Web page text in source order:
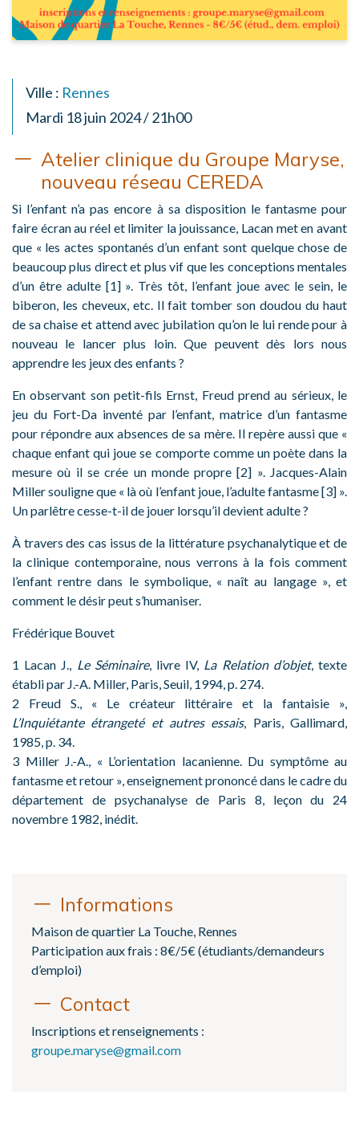
Ville : Rennes
Mardi 18 juin 2024 / 21h00
Atelier clinique du Groupe Maryse,
nouveau réseau CEREDA
Si l’enfant n’a pas encore à sa disposition le fantasme pour
faire écran au réel et limiter la jouissance, Lacan met en avant
que « les actes spontanés d’un enfant sont quelque chose de
beaucoup plus direct et plus vif que les conceptions mentales
d’un être adulte [1] ». Très tôt, l’enfant joue avec le sein, le
biberon, les cheveux, etc. Il fait tomber son doudou du haut
de sa chaise et attend avec jubilation qu’on le lui rende pour à
nouveau le lancer plus loin. Que peuvent dès lors nous
apprendre les jeux des enfants ?
En observant son petit-fils Ernst, Freud prend au sérieux, le
jeu du Fort-Da inventé par l’enfant, matrice d’un fantasme
pour répondre aux absences de sa mère. Il repère aussi que «
chaque enfant qui joue se comporte comme un poète dans la
mesure où il se crée un monde propre [2] ». Jacques-Alain
Miller souligne que « là où l’enfant joue, l’adulte fantasme [3] ».
Un parlêtre cesse-t-il de jouer lorsqu’il devient adulte ?
À travers des cas issus de la littérature psychanalytique et de
la clinique contemporaine, nous verrons à la fois comment
l’enfant rentre dans le symbolique, « naît au langage », et
comment le désir peut s’humaniser.
Frédérique Bouvet
1 Lacan J., Le Séminaire, livre IV, La Relation d’objet, texte
établi par J.-A. Miller, Paris, Seuil, 1994, p. 274.
2 Freud S., « Le créateur littéraire et la fantaisie »,
L’Inquiétante étrangeté et autres essais, Paris, Gallimard,
1985, p. 34.
3 Miller J.-A., « L’orientation lacanienne. Du symptôme au
fantasme et retour », enseignement prononcé dans le cadre du
département de psychanalyse de Paris 8, leçon du 24
novembre 1982, inédit.
Informations
Maison de quartier La Touche, Rennes
Participation aux frais : 8€/5€ (étudiants/demandeurs
d’emploi)
Contact
Inscriptions et renseignements :
groupe.maryse@gmail.com